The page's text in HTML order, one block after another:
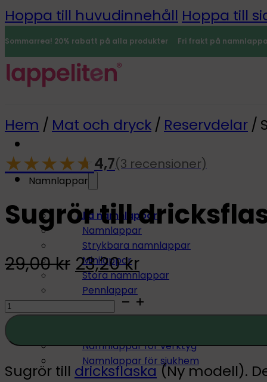
Hoppa till huvudinnehåll Hoppa till
Sommarrea! 20% rabatt på alla produkter Fri frakt på
Namnlappar
Alla namnlappar
Namnlappar
Strykbara namnlappar
Minilappar
Stora namnlappar
Pennlappar
Namnlappar för verktyg
Namnlappar för sjukhem
0
Hem / Mat och dryck / Reservdelar /
-20%
★★★★☆
★ 4,7(3 recensioner)
Sugrör till
29,00kr Original
price
was:
29,00 kr.
23,20krCurrent
price
is:
23,20 kr.
Sugrör
till
dricksflaska
quantity
Sugrör till dricksflaska(Ny modell).